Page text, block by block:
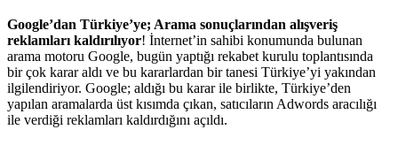
Google’dan Türkiye’ye; Arama sonuçlarından alışveriş
reklamları kaldırılıyor! İnternet’in sahibi konumunda bulunan
arama motoru Google, bugün yaptığı rekabet kurulu toplantısında
bir çok karar aldı ve bu kararlardan bir tanesi Türkiye’yi yakından
ilgilendiriyor. Google; aldığı bu karar ile birlikte, Türkiye’den
yapılan aramalarda üst kısımda çıkan, satıcıların Adwords aracılığı
ile verdiği reklamları kaldırdığını açıldı.